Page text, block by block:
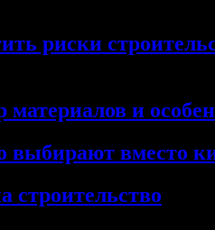
риски
и
выбирают вместо
строительство